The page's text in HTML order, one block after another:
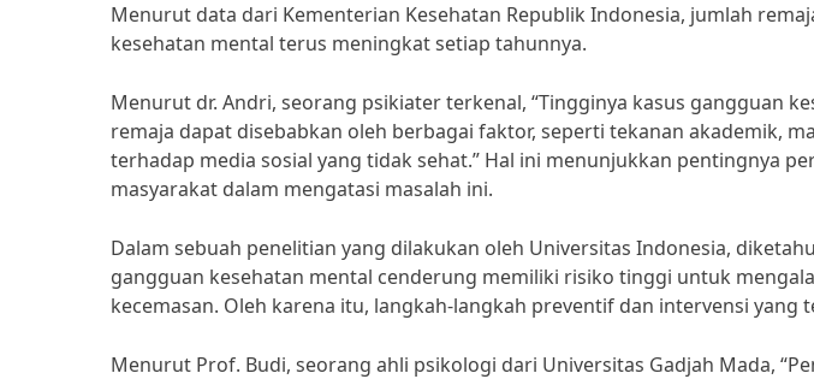
Menurut data dari Kementerian Kesehatan Republik Indonesia, jumlah
kesehatan mental terus meningkat setiap tahunnya.
Menurut dr. Andri, seorang psikiater terkenal, “Tingginya kasus gangguan
remaja dapat disebabkan oleh berbagai faktor, seperti tekanan akademik,
terhadap media sosial yang tidak sehat.” Hal ini menunjukkan pentingnya
masyarakat dalam mengatasi masalah ini.
Dalam sebuah penelitian yang dilakukan oleh Universitas Indonesia,
gangguan kesehatan mental cenderung memiliki risiko tinggi untuk
kecemasan. Oleh karena itu, langkah-langkah preventif dan intervensi yang
Menurut Prof. Budi, seorang ahli psikologi dari Universitas Gadjah Mada,